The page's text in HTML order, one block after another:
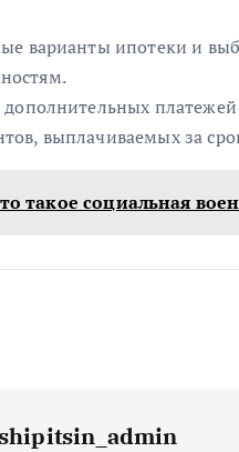
варианты ипотеки и
дополнительных
выплачиваемых за
такое социальная